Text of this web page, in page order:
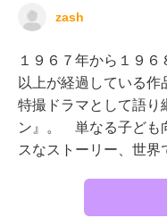
zash
１９６７年から１９
以上が経過している
特撮ドラマとして語り
ン』。 単なる子ども
スなストーリー、世